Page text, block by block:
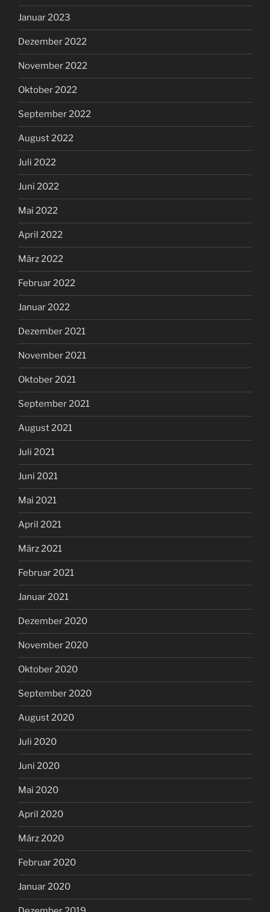
Januar 2023
Dezember 2022
November 2022
Oktober 2022
September 2022
August 2022
Juli 2022
Juni 2022
Mai 2022
April 2022
März 2022
Februar 2022
Januar 2022
Dezember 2021
November 2021
Oktober 2021
September 2021
August 2021
Juli 2021
Juni 2021
Mai 2021
April 2021
März 2021
Februar 2021
Januar 2021
Dezember 2020
November 2020
Oktober 2020
September 2020
August 2020
Juli 2020
Juni 2020
Mai 2020
April 2020
März 2020
Februar 2020
Januar 2020